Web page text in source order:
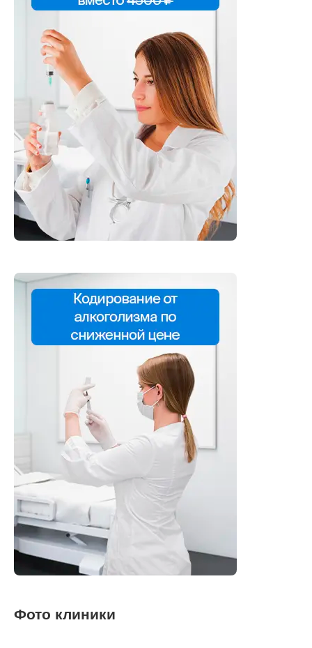
Фото клиники